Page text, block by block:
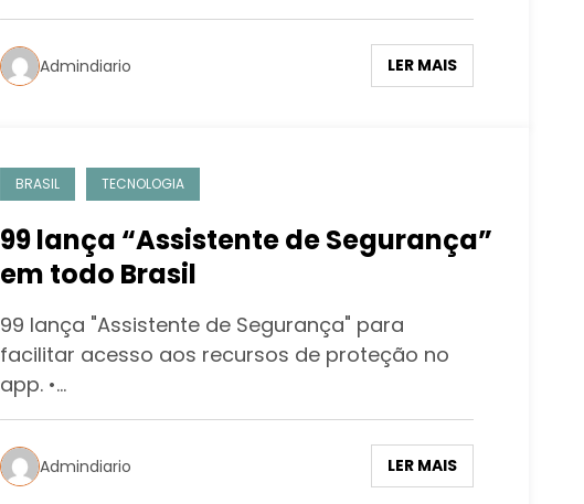
Admindiario LER MAIS
BRASIL TECNOLOGIA
99 lança “Assistente de Segurança”
em todo Brasil
99 lança "Assistente de Segurança" para
facilitar acesso aos recursos de proteção no
app. •…
Admindiario LER MAIS